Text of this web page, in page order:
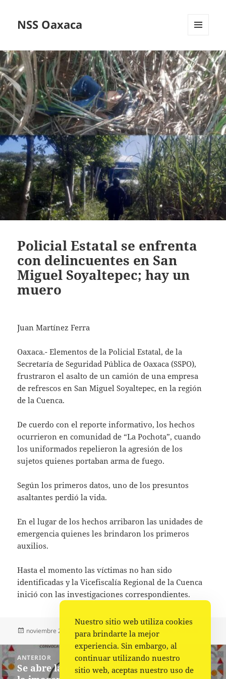
NSS Oaxaca
WIDGETS
Policial Estatal se enfrenta
con delincuentes en San
Miguel Soyaltepec; hay un
muero
Juan Martínez Ferra
Oaxaca.- Elementos de la Policial Estatal, de la
Secretaría de Seguridad Pública de Oaxaca (SSPO),
frustraron el asalto de un camión de una empresa
de refrescos en San Miguel Soyaltepec, en la región
de la Cuenca.
De cuerdo con el reporte informativo, los hechos
ocurrieron en comunidad de “La Pochota”, cuando
los uniformados repelieron la agresión de los
sujetos quienes portaban arma de fuego.
Según los primeros datos, uno de los presuntos
asaltantes perdió la vida.
En el lugar de los hechos arribaron las unidades de
emergencia quienes les brindaron los primeros
auxilios.
Hasta el momento las víctimas no han sido
identificadas y la Vicefiscalía Regional de la Cuenca
inició con las investigaciones correspondientes.
Publicado
noviembre 24, 2022 Autor
La redacción Categorías
Policiaca
Navegación
de
entradas
ANTERIOR
Entrada
Se abre la convocatoria para seleccionar
Nuestro sitio web utiliza cookies
para brindarte la mejor
experiencia. Sin embargo, al
continuar utilizando nuestro
sitio web, aceptas nuestro uso de